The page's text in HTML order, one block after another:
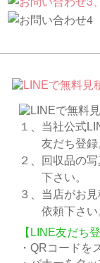
１、当社公式
友だち登録
２、回収品の
下さい。
３、当店がお
依頼下さい
【LINE友だち
・QRコードを